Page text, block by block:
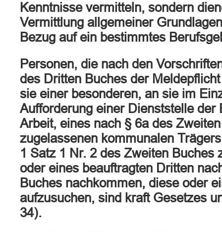
Kenntnisse vermitteln, sondern
Vermittlung allgemeiner
Bezug auf ein bestimmtes
Personen, die nach den
des Dritten Buches der
sie einer besonderen, an sie im
Aufforderung einer Dienststelle der
Arbeit, eines nach § 6a des
zugelassenen kommunalen
1 Satz 1 Nr. 2 des Zweiten Buches
oder eines beauftragten Dritten
Buches nachkommen, diese oder
aufzusuchen, sind kraft Gesetzes
34).